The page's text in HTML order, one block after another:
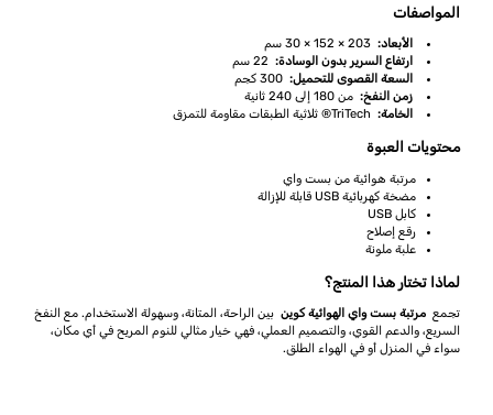
المواصفات
الأبعاد: 203 × 152 × 30 سم
ارتفاع السرير بدون الوسادة:
السعة القصوى للتحميل: 300 كجم
زمن النفخ: من 180 إلى 240 ثانية
الخامة:
محتويات العبوة
مرتبة هوائية من بست واي
مضخة كهربائية USB قابلة للإزالة
كابل USB
رقع إصلاح
علبة ملونة
لماذا تختار هذا المنتج؟
تجمع مرتبة بست واي الهوائية كوين بين الراحة، المتانة، وسهولة الاستخدام. مع النفخ
السريع، والدعم القوي، والتصميم العملي، فهي خيار مثالي للنوم المريح في أي مكان،
سواء في المنزل أو في الهواء الطلق.